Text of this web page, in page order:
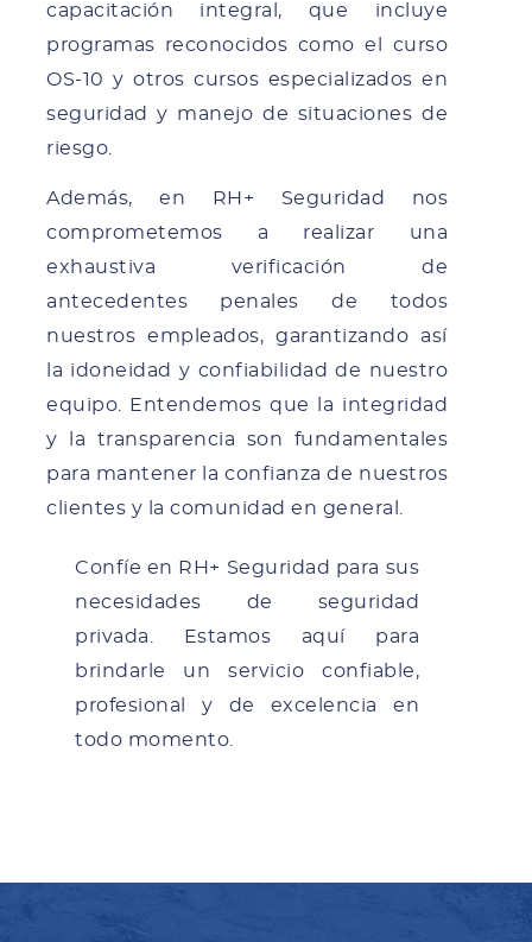
capacitación integral, que incluye
programas reconocidos como el curso
OS-10 y otros cursos especializados en
seguridad y manejo de situaciones de
riesgo.
Además, en RH+ Seguridad nos
comprometemos a realizar una
exhaustiva verificación de
antecedentes penales de todos
nuestros empleados, garantizando así
la idoneidad y confiabilidad de nuestro
equipo. Entendemos que la integridad
y la transparencia son fundamentales
para mantener la confianza de nuestros
clientes y la comunidad en general.
Confíe en RH+ Seguridad para sus
necesidades de seguridad
privada. Estamos aquí para
brindarle un servicio confiable,
profesional y de excelencia en
todo momento.